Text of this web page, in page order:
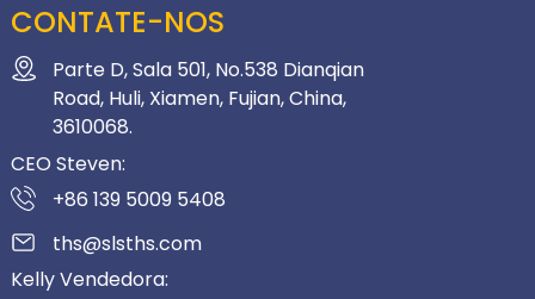
CONTATE-NOS
Parte D, Sala 501, No.538 Dianqian
Road, Huli, Xiamen, Fujian, China,
3610068.
CEO Steven:
+86 139 5009 5408
ths@slsths.com
Kelly Vendedora: